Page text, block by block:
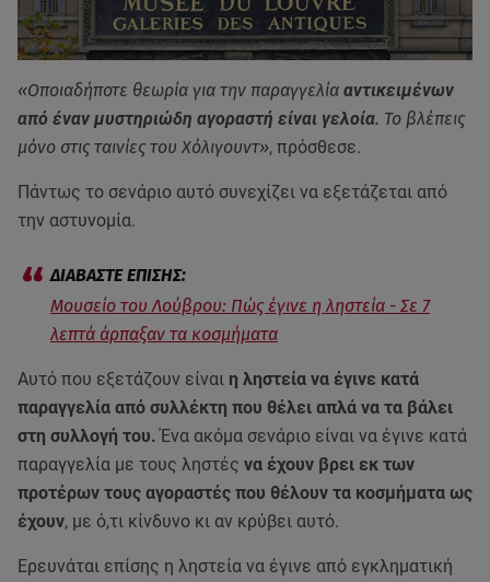
«Οποιαδήποτε θεωρία για την παραγγελία αντικειμένων
από έναν μυστηριώδη αγοραστή είναι γελοία. Το βλέπεις
μόνο στις ταινίες του Χόλιγουντ», πρόσθεσε.
Πάντως το σενάριο αυτό συνεχίζει να εξετάζεται από
την αστυνομία.
Μουσείο του Λούβρου: Πώς έγινε η ληστεία - Σε 7
λεπτά άρπαξαν τα κοσμήματα
Αυτό που εξετάζουν είναι η ληστεία να έγινε κατά
παραγγελία από συλλέκτη που θέλει απλά να τα βάλει
στη συλλογή του.Ένα ακόμα σενάριο είναι να έγινε κατά
παραγγελία με τους ληστές να έχουν βρει εκ των
προτέρων τους αγοραστές που θέλουν τα κοσμήματα ως
έχουν, με ό,τι κίνδυνο κι αν κρύβει αυτό.
Ερευνάται επίσης η ληστεία να έγινε από εγκληματική